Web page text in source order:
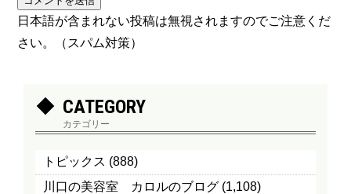
日本語が含まれない投稿は無視されますのでご注意くだ
さい。（スパム対策）
CATEGORY
カテゴリー
トピックス (888)
川口の美容室 カロルのブログ (1,108)